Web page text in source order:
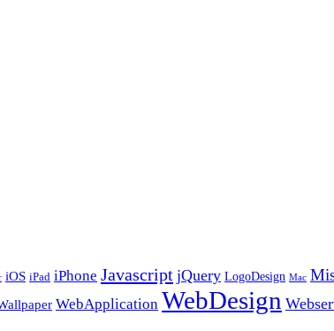
iOS iPad iPhone Javascript jQuery LogoDesign Mac
WebApplication WebDesign